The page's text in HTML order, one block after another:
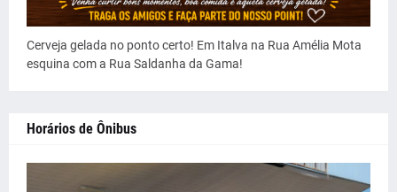
Cerveja gelada no ponto certo! Em Italva na Rua Amélia Mota
esquina com a Rua Saldanha da Gama!
Horários de Ônibus